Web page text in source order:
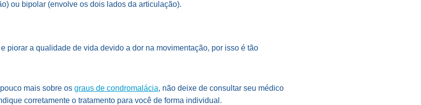
ou bipolar (envolve os dois lados da articulação).
piorar a qualidade de vida devido a dor na movimentação, por isso é tão
mais sobre os graus de condromalácia, não deixe de consultar seu médico
corretamente o tratamento para você de forma individual.